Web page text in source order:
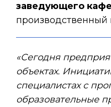
заведующего
«Сегодня
объектах.
специалистах с
образовательные